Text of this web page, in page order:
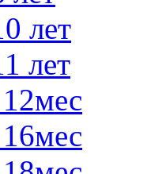
лет
лет